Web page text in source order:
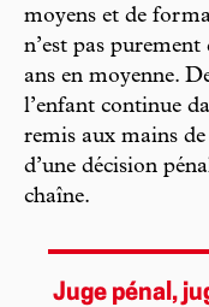
moyens et de
n’est pas
ans en moyenne.
l’enfant continue
remis aux mains de
d’une décision
chaîne.
Juge pénal,